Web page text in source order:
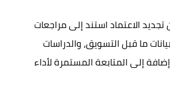
الاعتماد استند إلى مراجعات
ما قبل التسويق، والدراسات
إلى المتابعة المستمرة لأداء